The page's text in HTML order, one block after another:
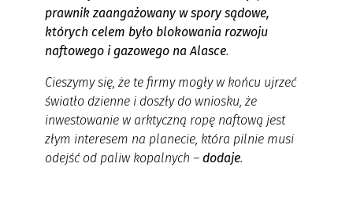
prawnik zaangażowany w spory sądowe,
których celem było blokowania rozwoju
naftowego i gazowego na Alasce.
Cieszymy się, że te firmy mogły w końcu ujrzeć
światło dzienne i doszły do wniosku, że
inwestowanie w arktyczną ropę naftową jest
złym interesem na planecie, która pilnie musi
odejść od paliw kopalnych – dodaje.